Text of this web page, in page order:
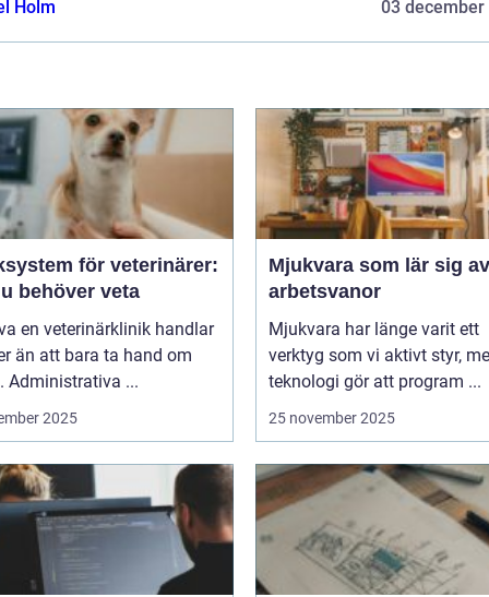
Holm 03 december
för veterinärer:
behöver veta
en veterinärklinik handlar
än att bara ta hand om
Administrativa ...
2025
Mjukvara som lär sig
arbetsvanor
Mjukvara har länge varit ett
verktyg som vi aktivt styr,
teknologi gör att program ...
25 november 2025